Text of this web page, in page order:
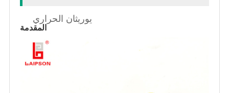
يوريثان الحراري
المقدمة